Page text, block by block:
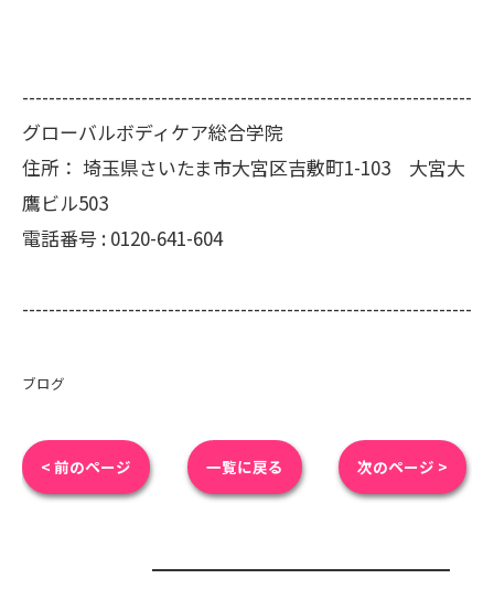
--------------------------------------------------------------------
グローバルボディケア総合学院
住所： 埼玉県さいたま市大宮区吉敷町1-103 大宮大
鷹ビル503
電話番号 : 0120-641-604
--------------------------------------------------------------------
ブログ
< 前のページ 一覧に戻る 次のページ >